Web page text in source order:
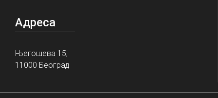
Адреса
Његошева 15,
11000 Београд